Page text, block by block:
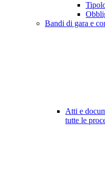
Bandi di gara e
Atti e
tutte le